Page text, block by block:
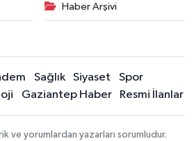
Haber Arşivi
Sağlık Siyaset
Spor
Gaziantep Haber Resmi İlanlar
ve yorumlardan yazarları sorumludur.